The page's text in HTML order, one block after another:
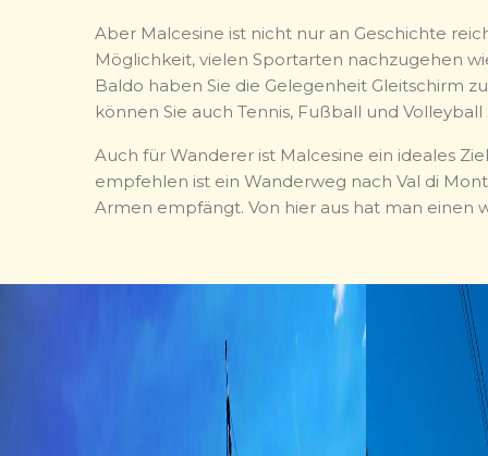
Aber Malcesine ist nicht nur an Geschichte
Möglichkeit, vielen Sportarten nachzugehen
Baldo haben Sie die Gelegenheit Gleitschirm
können Sie auch Tennis, Fußball und Volleyball
Auch für Wanderer ist Malcesine ein ideales
empfehlen ist ein Wanderweg nach Val di
Armen empfängt. Von hier aus hat man einen